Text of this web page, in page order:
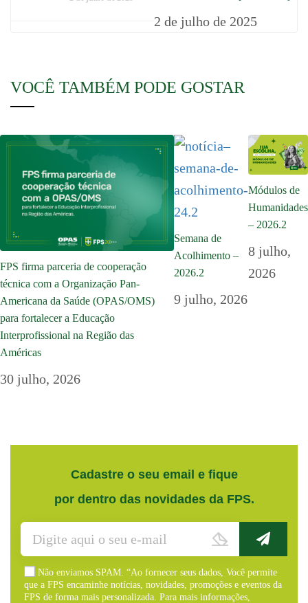
2 de julho de 2025
VOCÊ TAMBÉM PODE GOSTAR
FPS firma parceria de cooperação
técnica com a Organização Pan-
Americana da Saúde (OPAS/OMS)
para fortalecer a Educação
Interprofissional na Região das
Américas
30 julho, 2026
Semana de
Acolhimento –
2026.2
9 julho, 2026
Módulos de
Humanidades
– 2026.2
8 julho,
2026
Cadastre o seu email e fique
por dentro das novidades da FPS.
Não enviamos SPAM. “Ao fornecer seus dados, Você permite
que a FPS encaminhe notícias, novidades, promoções e eventos da
FPS de forma mais personalizada. Para mais informações,